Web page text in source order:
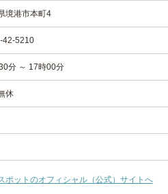
境港市本町4
42-5210
分 ～ 17時00分
休
ポットのオフィシャル（公式）サイトへ